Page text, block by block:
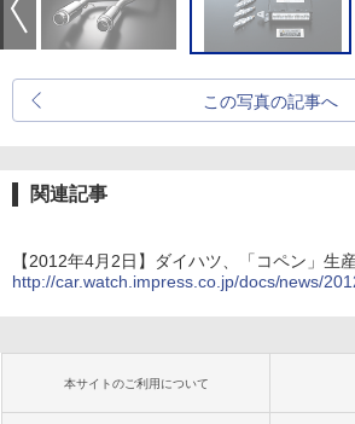
この写真の記事へ
関連記事
【2012年4月2日】ダイハツ、「コペン」生
http://car.watch.impress.co.jp/docs/news/
本サイトのご利用について